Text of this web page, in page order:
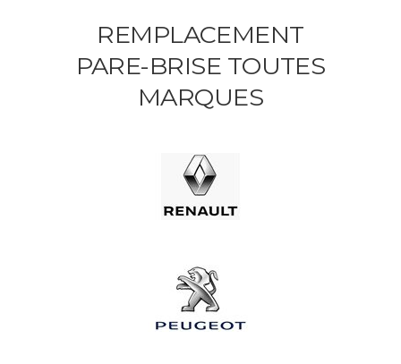
REMPLACEMENT
PARE-BRISE TOUTES
MARQUES